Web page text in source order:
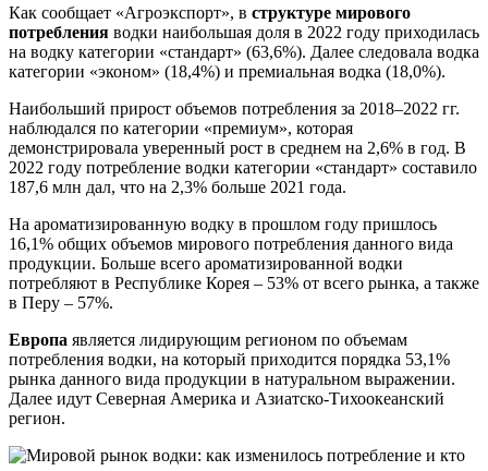
Как сообщает «Агроэкспорт», в структуре мирового
потребления водки наибольшая доля в 2022 году приходилась
на водку категории «стандарт» (63,6%). Далее следовала водка
категории «эконом» (18,4%) и премиальная водка (18,0%).
Наибольший прирост объемов потребления за 2018–2022 гг.
наблюдался по категории «премиум», которая
демонстрировала уверенный рост в среднем на 2,6% в год. В
2022 году потребление водки категории «стандарт» составило
187,6 млн дал, что на 2,3% больше 2021 года.
На ароматизированную водку в прошлом году пришлось
16,1% общих объемов мирового потребления данного вида
продукции. Больше всего ароматизированной водки
потребляют в Республике Корея – 53% от всего рынка, а также
в Перу – 57%.
Европа является лидирующим регионом по объемам
потребления водки, на который приходится порядка 53,1%
рынка данного вида продукции в натуральном выражении.
Далее идут Северная Америка и Азиатско-Тихоокеанский
регион.